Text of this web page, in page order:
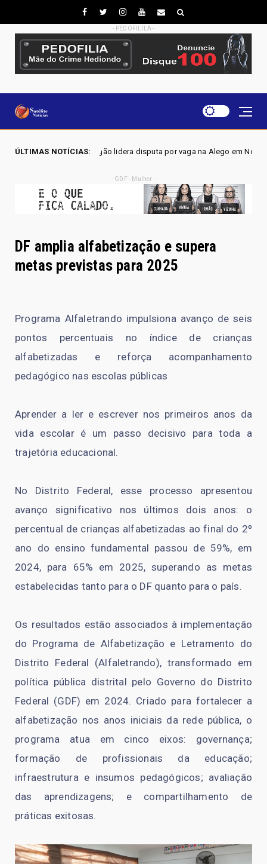
- PEDOFILILA -
ÚLTIMAS NOTÍCIAS:
disputa por vaga na Alego em Novo Gama, aponta pesquisa IGAPE
- GDF - Mulher -
DF amplia alfabetização e supera
metas previstas para 2025
Programa Alfaletrando impulsiona avanço de seis
pontos percentuais no índice de crianças
alfabetizadas e reforça acompanhamento
pedagógico nas escolas públicas
Aprender a ler e escrever nos primeiros anos da
vida escolar é um passo decisivo para toda a
trajetória educacional.
No Distrito Federal, esse processo apresentou
avanço significativo nos últimos dois anos: o
percentual de crianças alfabetizadas ao final do 2º
ano do ensino fundamental passou de 59%, em
2024, para 65% em 2025, superando as metas
estabelecidas tanto para o DF quanto para o país.
Os resultados estão associados à implementação
do Programa de Alfabetização e Letramento do
Distrito Federal (Alfaletrando), transformado em
política pública distrital pelo Governo do Distrito
Federal (GDF) em 2024. Criado para fortalecer a
alfabetização nos anos iniciais da rede pública, o
programa atua em cinco eixos: governança;
formação de profissionais da educação;
infraestrutura e insumos pedagógicos; avaliação
das aprendizagens; e compartilhamento de
práticas exitosas.